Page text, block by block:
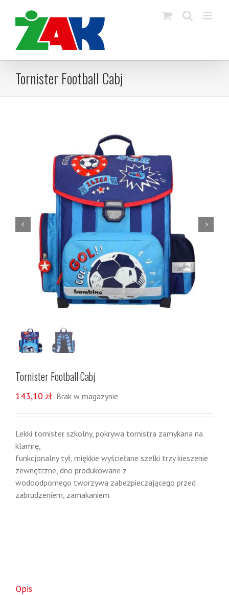
content
Tornister Football Cabj
 
Tornister Football Cabj
143,10 zł Brak w magazynie
Lekki tornister szkolny, pokrywa tornistra zamykana na
klamrę,
funkcjonalny tył, miękkie wyściełane szelki trzy kieszenie
zewnętrzne, dno produkowane z
wodoodpornego tworzywa zabezpieczającego przed
zabrudzeniem, zamakaniem.
Opis